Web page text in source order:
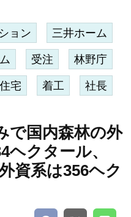
ョン 三井ホーム
受注 林野庁
宅 着工 社長
で国内森林の外
ヘクタール、
資系は356ヘク